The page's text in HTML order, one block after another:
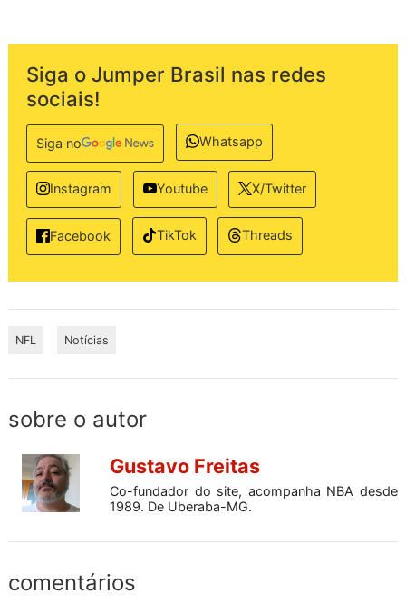
Siga o Jumper Brasil nas redes
sociais!
Siga no Whatsapp
Instagram Youtube X/Twitter
Facebook TikTok Threads
NFL Notícias
sobre o autor
Gustavo Freitas
Co-fundador do site, acompanha NBA desde
1989. De Uberaba-MG.
comentários